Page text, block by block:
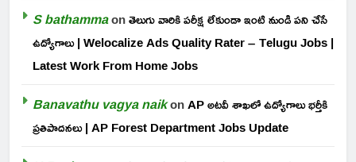
S bathammaonతెలుగు వారికి పరీక్ష లేకుండా ఇంటి నుండి పని చేసే
ఉద్యోగాలు | Welocalize Ads Quality Rater – Telugu Jobs |
Latest Work From Home Jobs
Banavathu vagya naikonAP అటవీ శాఖలో ఉద్యోగాలు భర్తీకి
ప్రతిపాదనలు | AP Forest Department Jobs Update